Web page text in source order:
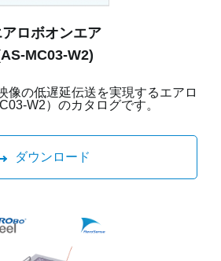
アロボオンエア
MC03-W2)
像の低遅延伝送を実現するエアロ
W2）のカタログです。
ダウンロード